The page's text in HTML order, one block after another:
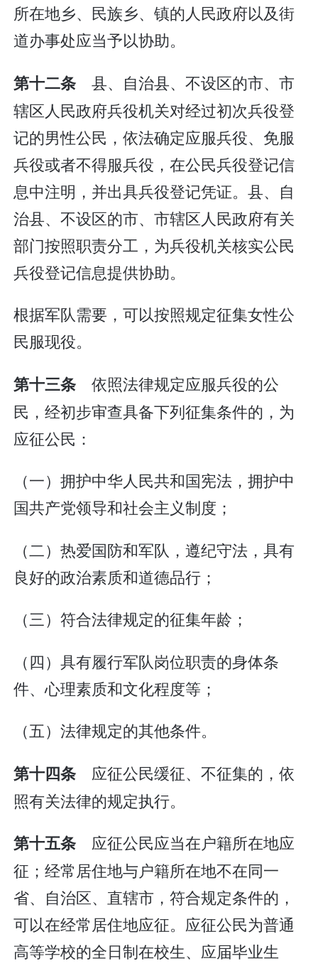
所在地乡、民族乡、镇的人民政府以及街
道办事处应当予以协助。
第十二条 县、自治县、不设区的市、市
辖区人民政府兵役机关对经过初次兵役登
记的男性公民，依法确定应服兵役、免服
兵役或者不得服兵役，在公民兵役登记信
息中注明，并出具兵役登记凭证。县、自
治县、不设区的市、市辖区人民政府有关
部门按照职责分工，为兵役机关核实公民
兵役登记信息提供协助。
根据军队需要，可以按照规定征集女性公
民服现役。
第十三条 依照法律规定应服兵役的公
民，经初步审查具备下列征集条件的，为
应征公民：
（一）拥护中华人民共和国宪法，拥护中
国共产党领导和社会主义制度；
（二）热爱国防和军队，遵纪守法，具有
良好的政治素质和道德品行；
（三）符合法律规定的征集年龄；
（四）具有履行军队岗位职责的身体条
件、心理素质和文化程度等；
（五）法律规定的其他条件。
第十四条 应征公民缓征、不征集的，依
照有关法律的规定执行。
第十五条 应征公民应当在户籍所在地应
征；经常居住地与户籍所在地不在同一
省、自治区、直辖市，符合规定条件的，
可以在经常居住地应征。应征公民为普通
高等学校的全日制在校生、应届毕业生